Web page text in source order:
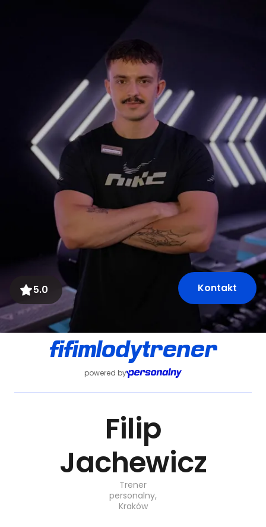
5.0 Kontakt
fifimlodytrener
powered by
Filip
Jachewicz
Trener
personalny,
Kraków